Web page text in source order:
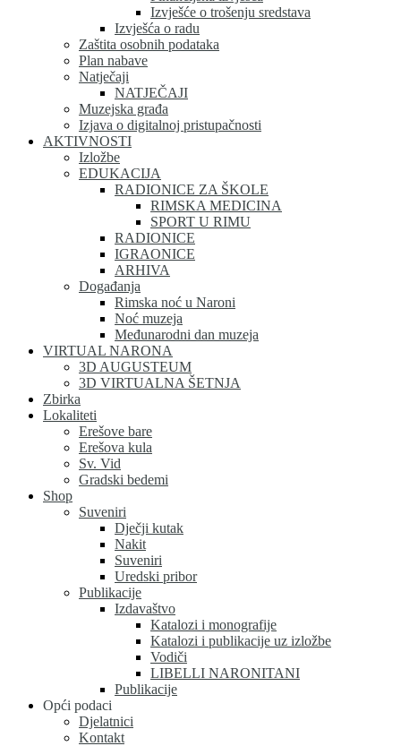
Izvješće o trošenju sredstava
Izvješća o radu
Zaštita osobnih podataka
Plan nabave
Natječaji
NATJEČAJI
Muzejska građa
Izjava o digitalnoj pristupačnosti
AKTIVNOSTI
Izložbe
EDUKACIJA
RADIONICE ZA ŠKOLE
RIMSKA MEDICINA
SPORT U RIMU
RADIONICE
IGRAONICE
ARHIVA
Događanja
Rimska noć u Naroni
Noć muzeja
Međunarodni dan muzeja
VIRTUAL NARONA
3D AUGUSTEUM
3D VIRTUALNA ŠETNJA
Zbirka
Lokaliteti
Erešove bare
Erešova kula
Sv. Vid
Gradski bedemi
Shop
Suveniri
Dječji kutak
Nakit
Suveniri
Uredski pribor
Publikacije
Izdavaštvo
Katalozi i monografije
Katalozi i publikacije uz izložbe
Vodiči
LIBELLI NARONITANI
Publikacije
Opći podaci
Djelatnici
Kontakt